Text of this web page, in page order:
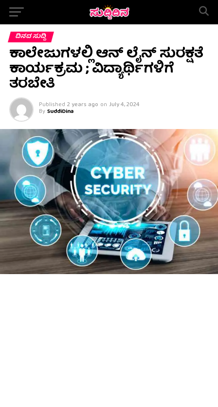
ದಿನದ ಸುದ್ದಿ
ಕಾಲೇಜುಗಳಲ್ಲಿ ಆನ್ ಲೈನ್ ಸುರಕ್ಷತೆ
ಕಾರ್ಯಕ್ರಮ ; ವಿದ್ಯಾರ್ಥಿಗಳಿಗೆ
ತರಬೇತಿ
Published 2 years ago on July 4, 2024
By SuddiDina